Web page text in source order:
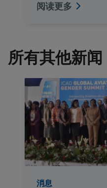
阅读更多
所有其他新闻
消息